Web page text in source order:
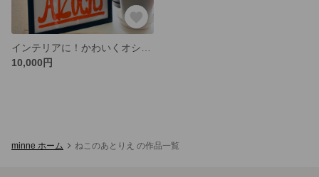
10,000円
minne ホーム ねこのあとりえ の作品一覧